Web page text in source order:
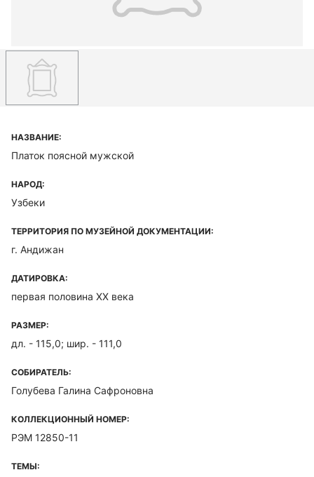
НАЗВАНИЕ:
Платок поясной мужской
НАРОД:
Узбеки
ТЕРРИТОРИЯ ПО МУЗЕЙНОЙ ДОКУМЕНТАЦИИ:
г. Андижан
ДАТИРОВКА:
первая половина XX века
РАЗМЕР:
дл. - 115,0; шир. - 111,0
СОБИРАТЕЛЬ:
Голубева Галина Сафроновна
КОЛЛЕКЦИОННЫЙ НОМЕР:
РЭМ 12850-11
ТЕМЫ: